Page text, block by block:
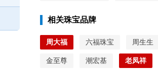
相关珠宝品牌
周大福 六福珠宝 周生生
金至尊 潮宏基 老凤祥